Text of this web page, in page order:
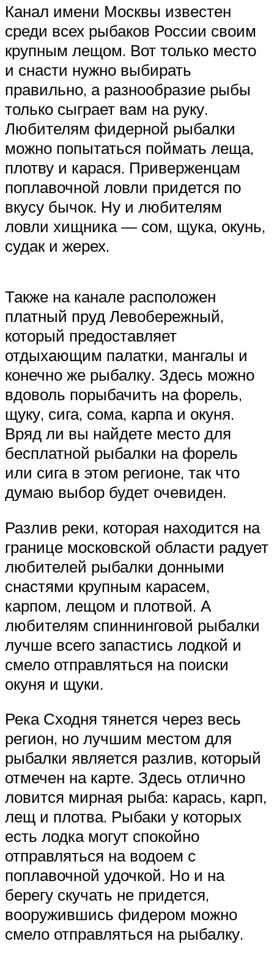
Канал имени Москвы известен
среди всех рыбаков России своим
крупным лещом. Вот только место
и снасти нужно выбирать
правильно, а разнообразие рыбы
только сыграет вам на руку.
Любителям фидерной рыбалки
можно попытаться поймать леща,
плотву и карася. Приверженцам
поплавочной ловли придется по
вкусу бычок. Ну и любителям
ловли хищника — сом, щука, окунь,
судак и жерех.
Также на канале расположен
платный пруд Левобережный,
который предоставляет
отдыхающим палатки, мангалы и
конечно же рыбалку. Здесь можно
вдоволь порыбачить на форель,
щуку, сига, сома, карпа и окуня.
Вряд ли вы найдете место для
бесплатной рыбалки на форель
или сига в этом регионе, так что
думаю выбор будет очевиден.
Разлив реки, которая находится на
границе московской области радует
любителей рыбалки донными
снастями крупным карасем,
карпом, лещом и плотвой. А
любителям спиннинговой рыбалки
лучше всего запастись лодкой и
смело отправляться на поиски
окуня и щуки.
Река Сходня тянется через весь
регион, но лучшим местом для
рыбалки является разлив, который
отмечен на карте. Здесь отлично
ловится мирная рыба: карась, карп,
лещ и плотва. Рыбаки у которых
есть лодка могут спокойно
отправляться на водоем с
поплавочной удочкой. Но и на
берегу скучать не придется,
вооружившись фидером можно
смело отправляться на рыбалку.